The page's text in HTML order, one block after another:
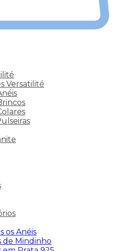
Versatilité
os Anéis
de Mindinho